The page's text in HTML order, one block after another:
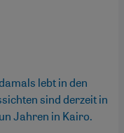
lebt in den
sind derzeit in
Jahren in Kairo.